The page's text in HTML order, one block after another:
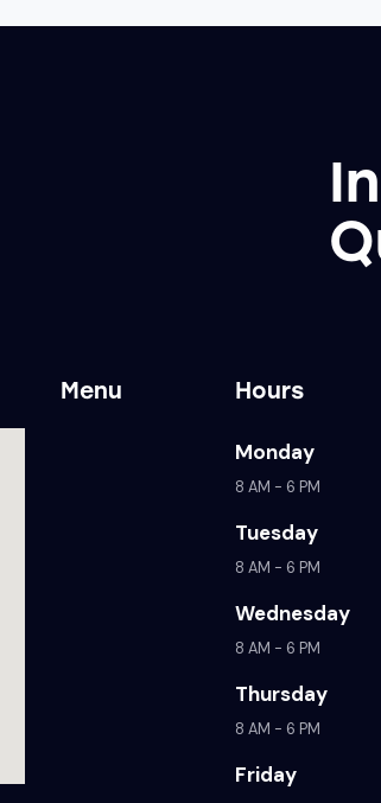
Menu Hours
Monday
8 AM - 6 PM
Tuesday
8 AM - 6 PM
Wednesday
8 AM - 6 PM
Thursday
8 AM - 6 PM
Friday